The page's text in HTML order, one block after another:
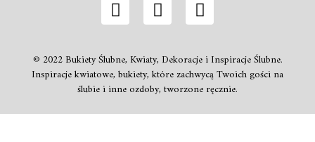
© 2022 Bukiety Ślubne, Kwiaty, Dekoracje i Inspiracje Ślubne.
Inspiracje kwiatowe, bukiety, które zachwycą Twoich gości na
ślubie i inne ozdoby, tworzone ręcznie.